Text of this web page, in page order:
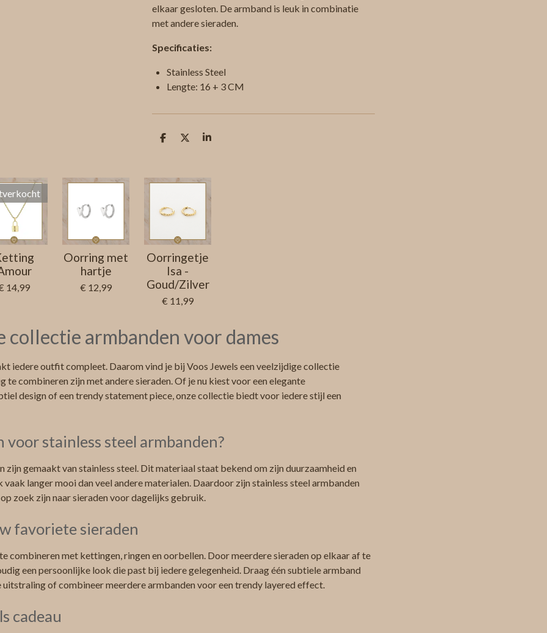
elkaar gesloten. De armband is leuk in combinatie
met andere sieraden.
Specificaties:
Stainless Steel
Lengte: 16 + 3 CM
D
n
D
S
14,99
Oorring met
hartje
€ 12,99
Oorringetje
Isa -
Goud/Zilver
€ 11,99
collectie armbanden voor dames
iedere outfit compleet. Daarom vind je bij Voos Jewels een veelzijdige collectie
te combineren zijn met andere sieraden. Of je nu kiest voor een elegante
design of een trendy statement piece, onze collectie biedt voor iedere stijl een
voor stainless steel armbanden?
zijn gemaakt van stainless steel. Dit materiaal staat bekend om zijn duurzaamheid en
langer mooi dan veel andere materialen. Daardoor zijn stainless steel armbanden
zoek zijn naar sieraden voor dagelijks gebruik.
favoriete sieraden
combineren met kettingen, ringen en oorbellen. Door meerdere sieraden op elkaar af te
een persoonlijke look die past bij iedere gelegenheid. Draag één subtiele armband
of combineer meerdere armbanden voor een trendy layered effect.
cadeau